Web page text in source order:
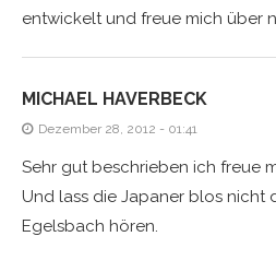
entwickelt und freue mich über
MICHAEL HAVERBECK
Dezember 28, 2012 - 01:41
Sehr gut beschrieben ich freue
Und lass die Japaner blos nicht
Egelsbach hören.